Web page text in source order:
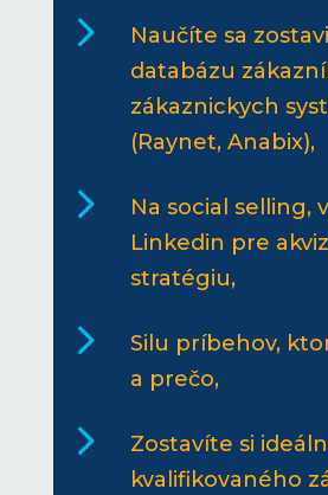
5
Naučíte sa
databázu
zákaznickych
(Raynet, Anabix),
5
Na social selling,
Linkedin pre
stratégiu,
5
Silu príbehov,
a prečo,
5
Zostavíte si
kvalifikovaného